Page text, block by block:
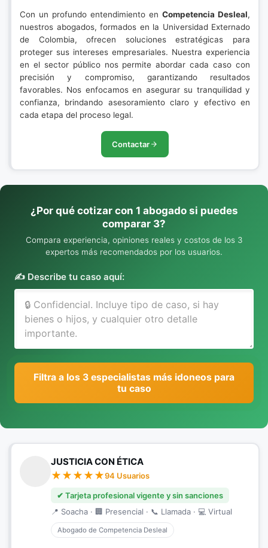
Con un profundo entendimiento en Competencia Desleal,
nuestros abogados, formados en la Universidad Externado
de Colombia, ofrecen soluciones estratégicas para
proteger sus intereses empresariales. Nuestra experiencia
en el sector público nos permite abordar cada caso con
precisión y compromiso, garantizando resultados
favorables. Nos enfocamos en asegurar su tranquilidad y
confianza, brindando asesoramiento claro y efectivo en
cada etapa del proceso legal.
Contactar
¿Por qué cotizar con 1 abogado si puedes
comparar 3?
Compara experiencia, opiniones reales y costos de los 3
expertos más recomendados por los usuarios.
✍️ Describe tu caso aquí:
Filtra a los 3 especialistas más idoneos para
tu caso
JUSTICIA CON ÉTICA
94 Usuarios
✔ Tarjeta profesional vigente y sin sanciones
📍 Soacha · 🏢 Presencial · 📞 Llamada · 💻 Virtual
Abogado de Competencia Desleal